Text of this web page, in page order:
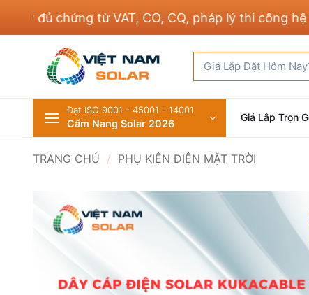
chứng từ VAT, CO, CQ, pháp lý thi công hệ
kiếm:
Đạt ISO 9001 - 45001 - 14001
Cẩm Nang Solar 2026 Giá Lắp Trọn
TRANG CHỦ / PHỤ KIỆN ĐIỆN MẶT TRỜI